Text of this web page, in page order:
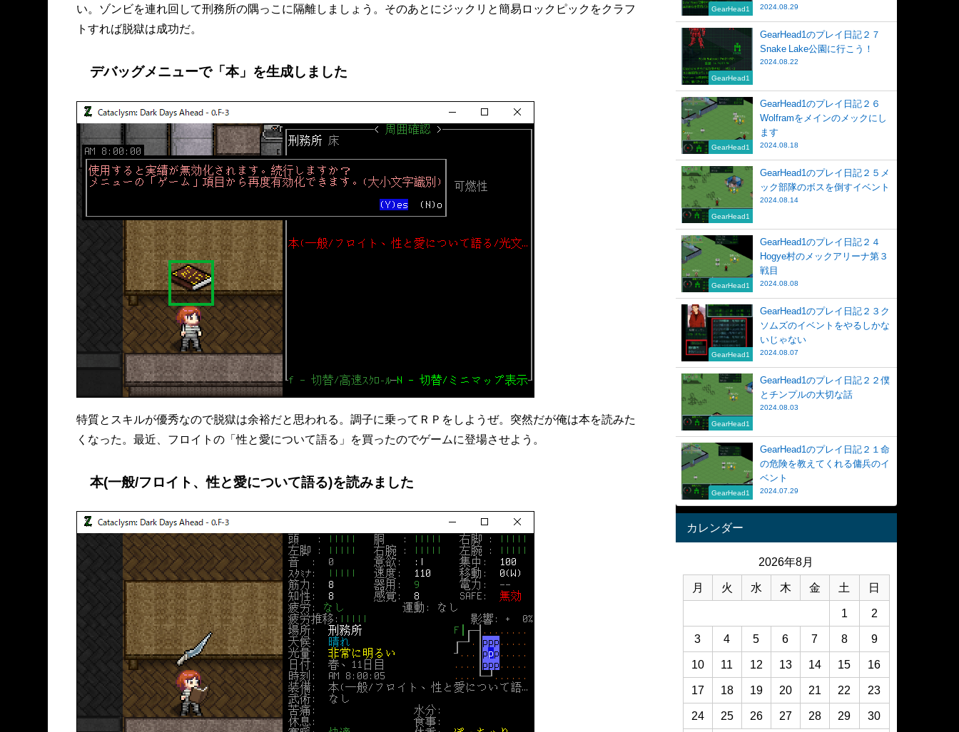
い。ゾンビを連れ回して刑務所の隅っこに隔離しましょう。そのあとにジックリと簡易ロックピックをクラフ
トすれば脱獄は成功だ。
デバッグメニューで「本」を生成しました
特質とスキルが優秀なので脱獄は余裕だと思われる。調子に乗ってＲＰをしようぜ。突然だが俺は本を読みた
くなった。最近、フロイトの「性と愛について語る」を買ったのでゲームに登場させよう。
本(一般/フロイト、性と愛について語る)を読みました
GearHead1 2024.08.29
GearHead1
GearHead1のプレイ日記２７
Snake Lake公園に行こう！
2024.08.22
GearHead1
GearHead1のプレイ日記２６
Wolframをメインのメックにし
ます
2024.08.18
GearHead1
GearHead1のプレイ日記２５メ
ック部隊のボスを倒すイベント
2024.08.14
GearHead1
GearHead1のプレイ日記２４
Hogye村のメックアリーナ第３
戦目
2024.08.08
GearHead1
GearHead1のプレイ日記２３ク
ソムズのイベントをやるしかな
いじゃない
2024.08.07
GearHead1
GearHead1のプレイ日記２２僕
とチンプルの大切な話
2024.08.03
GearHead1
GearHead1のプレイ日記２１命
の危険を教えてくれる傭兵のイ
ベント
2024.07.29
カレンダー
2026年8月
月 火 水 木 金 土 日
1 2
3 4 5 6 7 8 9
10 11 12 13 14 15 16
17 18 19 20 21 22 23
24 25 26 27 28 29 30